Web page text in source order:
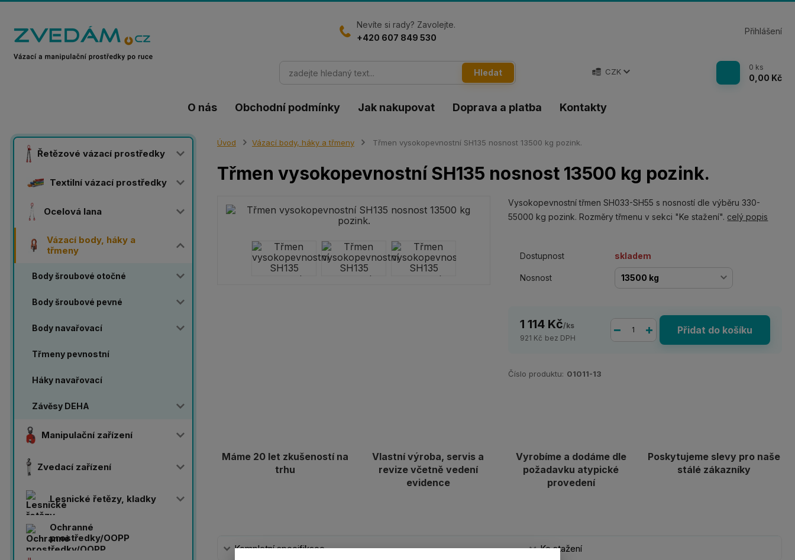
O nás Obchodní podmínky Jak nakupovat Doprava a platba Kontakty
CZK
Přihlášení
Hledat
Nevíte si rady? Zavolejte.
+420 607 849 530
0 ks
0,00 Kč
Řetězové vázací prostředky
Textilní vázací prostředky
Ocelová lana
Vázací body, háky a
třmeny
Body šroubové otočné
Body šroubové pevné
Body navařovací
Třmeny pevnostní
Háky navařovací
Závěsy DEHA
Manipulační zařízení
Zvedací zařízení
Lesnické řetězy, kladky
Ochranné
prostředky/OOPP
Úvod Vázací body, háky a třmeny Třmen vysokopevnostní SH135 nosnost 13500 kg pozink.
Třmen vysokopevnostní SH135 nosnost 13500 kg pozink.
Vysokopevnostní třmen SH033-SH55 s nosností dle výběru 330-
55000 kg pozink. Rozměry třmenu v sekci "Ke stažení". celý popis
Dostupnost skladem
Nosnost
1 114 Kč/ks
921 Kč bez DPH
Přidat do košíku
Číslo produktu: 01011-13
Máme 20 let zkušeností na
trhu
Vlastní výroba, servis a
revize včetně vedení
evidence
Vyrobíme a dodáme dle
požadavku atypické
provedení
Poskytujeme slevy pro naše
stálé zákazníky
Kompletní specifikace Ke stažení